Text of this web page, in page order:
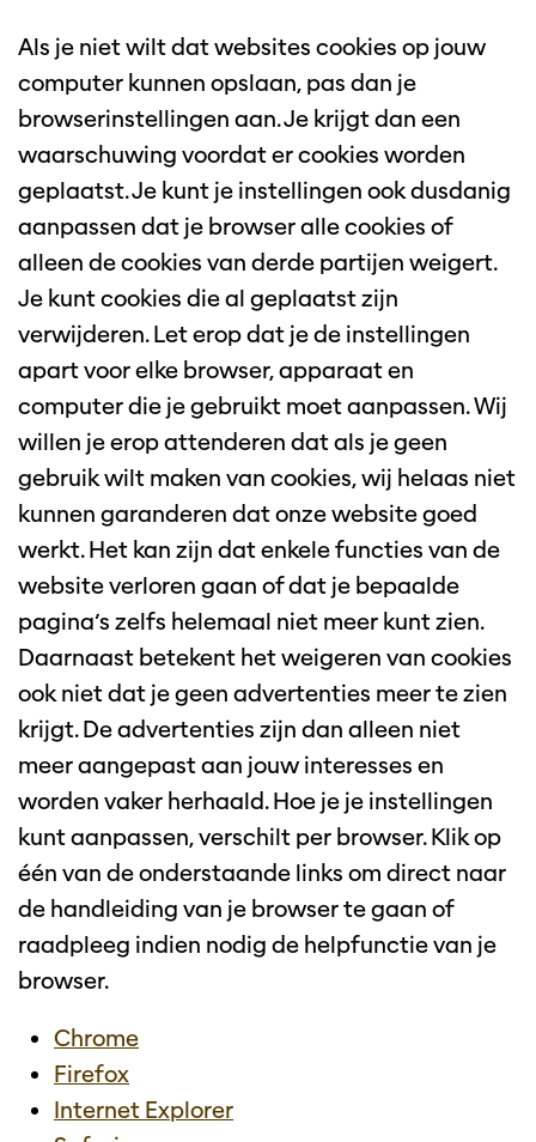
Als je niet wilt dat websites cookies op jouw
computer kunnen opslaan, pas dan je
browserinstellingen aan. Je krijgt dan een
waarschuwing voordat er cookies worden
geplaatst. Je kunt je instellingen ook dusdanig
aanpassen dat je browser alle cookies of
alleen de cookies van derde partijen weigert.
Je kunt cookies die al geplaatst zijn
verwijderen. Let erop dat je de instellingen
apart voor elke browser, apparaat en
computer die je gebruikt moet aanpassen. Wij
willen je erop attenderen dat als je geen
gebruik wilt maken van cookies, wij helaas niet
kunnen garanderen dat onze website goed
werkt. Het kan zijn dat enkele functies van de
website verloren gaan of dat je bepaalde
pagina’s zelfs helemaal niet meer kunt zien.
Daarnaast betekent het weigeren van cookies
ook niet dat je geen advertenties meer te zien
krijgt. De advertenties zijn dan alleen niet
meer aangepast aan jouw interesses en
worden vaker herhaald. Hoe je je instellingen
kunt aanpassen, verschilt per browser. Klik op
één van de onderstaande links om direct naar
de handleiding van je browser te gaan of
raadpleeg indien nodig de helpfunctie van je
browser.
Chrome
Firefox
Internet Explorer